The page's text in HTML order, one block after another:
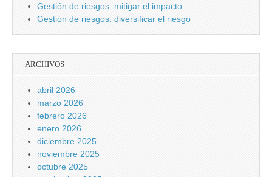
Gestión de riesgos: mitigar el impacto
Gestión de riesgos: diversificar el riesgo
ARCHIVOS
abril 2026
marzo 2026
febrero 2026
enero 2026
diciembre 2025
noviembre 2025
octubre 2025